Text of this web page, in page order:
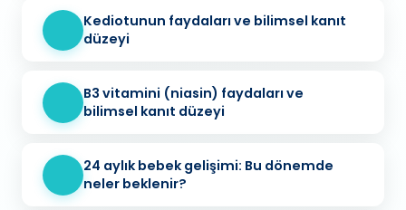
Kediotunun faydaları ve bilimsel kanıt
düzeyi
B3 vitamini (niasin) faydaları ve
bilimsel kanıt düzeyi
24 aylık bebek gelişimi: Bu dönemde
neler beklenir?